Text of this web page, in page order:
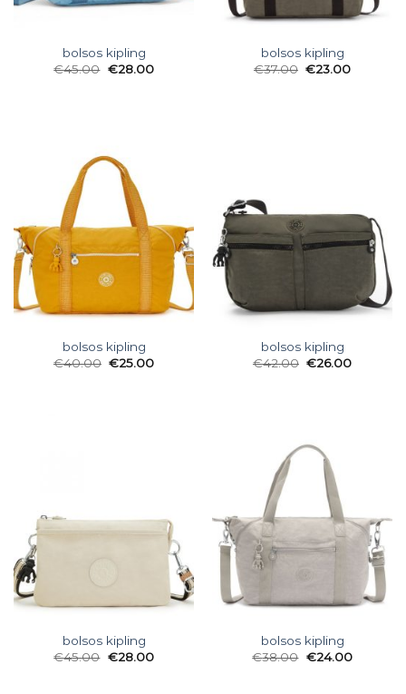
bolsos kipling
€45.00 €28.00
bolsos kipling
€37.00 €23.00
bolsos kipling
€40.00 €25.00
bolsos kipling
€42.00 €26.00
bolsos kipling
€45.00 €28.00
bolsos kipling
€38.00 €24.00